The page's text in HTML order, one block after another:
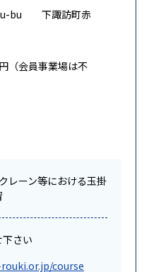
bu 下諏訪町赤
（会員事業場は不
レーン等における玉掛
下さい
course